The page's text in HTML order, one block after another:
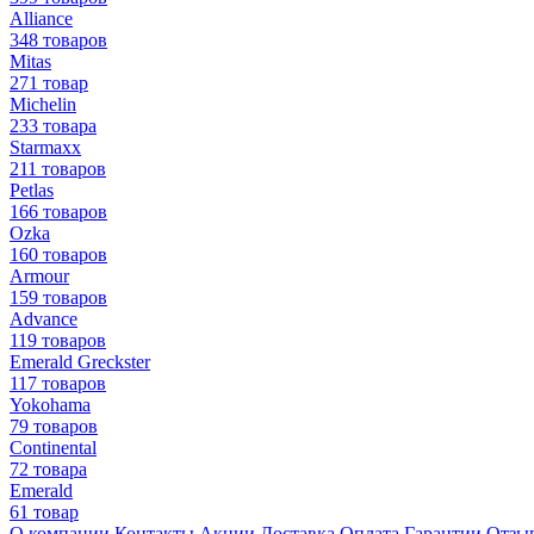
Alliance
348 товаров
Mitas
271 товар
Michelin
233 товара
Starmaxx
211 товаров
Petlas
166 товаров
Ozka
160 товаров
Armour
159 товаров
Advance
119 товаров
Emerald Greckster
117 товаров
Yokohama
79 товаров
Continental
72 товара
Emerald
61 товар